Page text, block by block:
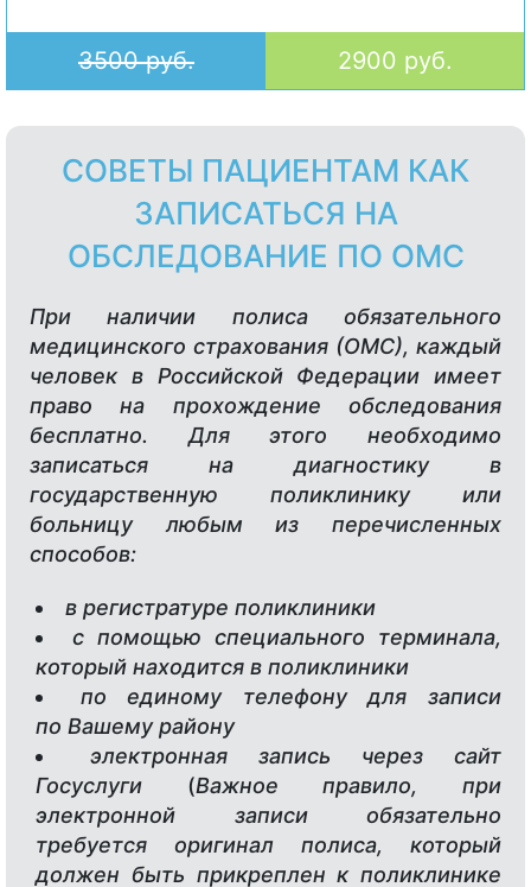
3500 руб. 2900 руб.
СОВЕТЫ ПАЦИЕНТАМ КАК
ЗАПИСАТЬСЯ НА
ОБСЛЕДОВАНИЕ ПО ОМС
При наличии полиса обязательного
медицинского страхования (ОМС), каждый
человек в Российской Федерации имеет
право на прохождение обследования
бесплатно. Для этого необходимо
записаться на диагностику в
государственную поликлинику или
больницу любым из перечисленных
способов:
в регистратуре поликлиники
с помощью специального терминала,
который находится в поликлиники
по единому телефону для записи
по Вашему району
электронная запись через сайт
Госуслуги (Важное правило, при
электронной записи обязательно
требуется оригинал полиса, который
должен быть прикреплен к поликлинике